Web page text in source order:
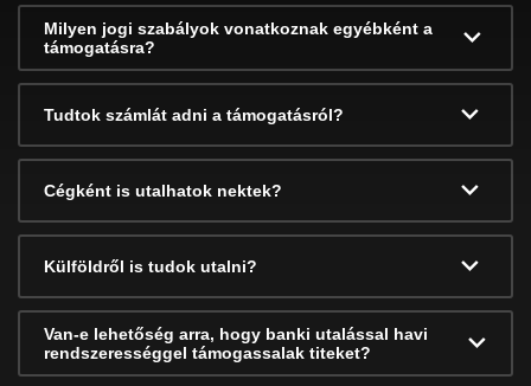
Milyen jogi szabályok vonatkoznak egyébként a
támogatásra?
Tudtok számlát adni a támogatásról?
Cégként is utalhatok nektek?
Külföldről is tudok utalni?
Van-e lehetőség arra, hogy banki utalással havi
rendszerességgel támogassalak titeket?